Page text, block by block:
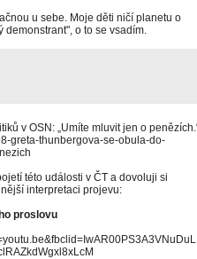
u sebe. Moje děti ničí planetu o
demonstrant", o to se vsadím.
v OSN: „Umíte mluvit jen o
greta-thunbergova-se-obula-do-
této události v ČT a dovoluji si
interpretaci projevu:
proslovu